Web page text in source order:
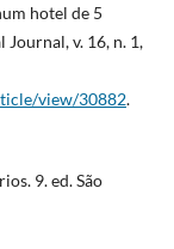
hotel de 5
v. 16, n. 1,
view/30882.
9. ed. São